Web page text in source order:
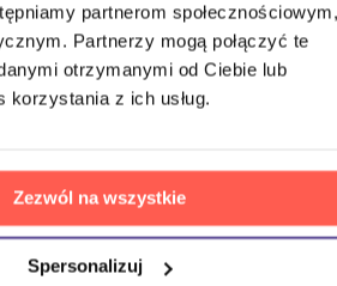
partnerom społecznościowym,
Partnerzy mogą połączyć te
otrzymanymi od Ciebie lub
korzystania z ich usług.
Zezwól na wszystkie
Spersonalizuj
2CD
Na magazynie 45,00 zł
Škwor: Sečteno podtrženo Best
2CD
Na magazynie 48,80 zł